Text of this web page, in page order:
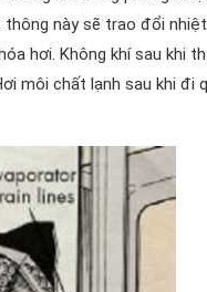
này sẽ trao đổi
hơi. Không khí sau khi
môi chất lạnh sau khi đi